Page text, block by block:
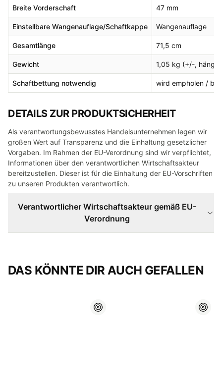
Breite Vorderschaft 47 mm
Einstellbare Wangenauflage/Schaftkappe Wangenauflage
Gesamtlänge 71,5 cm
Gewicht 1,05 kg (+/-, hängt
Schaftbettung notwendig wird empholen /
DETAILS ZUR PRODUKTSICHERHEIT
Als verantwortungsbewusstes Handelsunternehmen legen wir
großen Wert auf Transparenz und die Einhaltung gesetzlicher
Vorgaben. Im Rahmen der EU-Verordnung sind wir verpflichtet,
Informationen über den verantwortlichen Wirtschaftsakteur
bereitzustellen. Dieser ist für die Einhaltung der EU-Vorschriften
zu unseren Produkten verantwortlich.
Verantwortlicher Wirtschaftsakteur gemäß EU-
Verordnung
DAS KÖNNTE DIR AUCH GEFALLEN